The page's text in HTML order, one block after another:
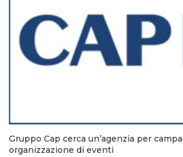
Gruppo Cap cerca un’agenzia per
organizzazione di eventi